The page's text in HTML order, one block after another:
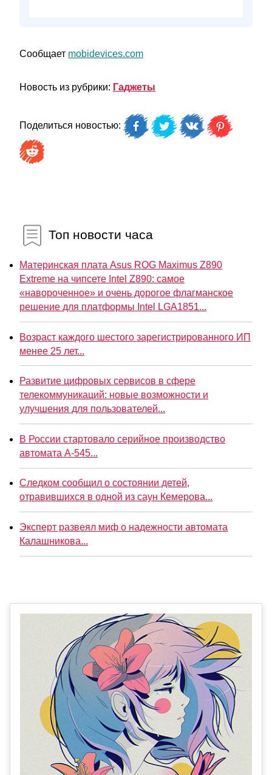
Сообщает mobidevices.com
Новость из рубрики: Гаджеты
Поделиться новостью:
Топ новости часа
Материнская плата Asus ROG Maximus Z890
Extreme на чипсете Intel Z890: самое
«навороченное» и очень дорогое флагманское
решение для платформы Intel LGA1851...
Возраст каждого шестого зарегистрированного ИП
менее 25 лет...
Развитие цифровых сервисов в сфере
телекоммуникаций: новые возможности и
улучшения для пользователей...
В России стартовало серийное производство
автомата А-545...
Следком сообщил о состоянии детей,
отравившихся в одной из саун Кемерова...
Эксперт развеял миф о надежности автомата
Калашникова...